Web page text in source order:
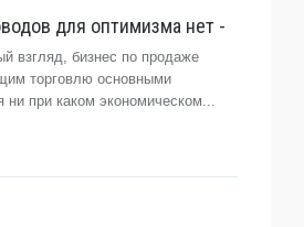
для оптимизма нет -
взгляд, бизнес по продаже
торговлю основными
при каком экономическом...